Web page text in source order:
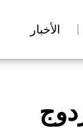
الأخبار